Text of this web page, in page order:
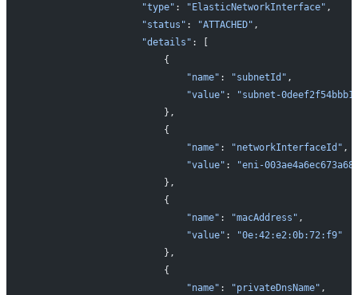
                   "type"
: "ElasticNetworkInterface" ,
                   "status"
: "ATTACHED" ,
                   "details"
: [
                       {
                           "name"
: "subnetId" ,
                           "value"
:
"subnet-
                       },
                       {
                           "name"
: "networkInterfaceId" ,
                           "value"
:
"eni-
                       },
                       {
                           "name"
: "macAddress" ,
                           "value"
:
"0e:42:e2:0b:72:f9"
                       },
                       {
                           "name"
: "privateDnsName" ,